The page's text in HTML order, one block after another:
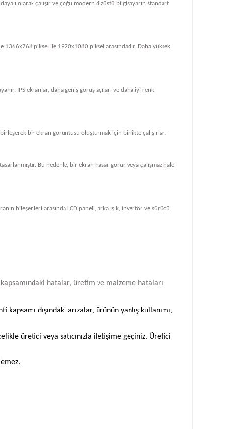
olarak çalışır ve çoğu modern dizüstü bilgisayarın standart
piksel ile 1920x1080 piksel arasındadır. Daha yüksek
IPS ekranlar, daha geniş görüş açıları ve daha iyi renk
bir ekran görüntüsü oluşturmak için birlikte çalışırlar.
Bu nedenle, bir ekran hasar görür veya çalışmaz hale
bileşenleri arasında LCD paneli, arka ışık, invertör ve sürücü
hatalar, üretim ve malzeme hataları
dışındaki arızalar, ürünün yanlış kullanımı,
üretici veya satıcınızla iletişime geçiniz. Üretici